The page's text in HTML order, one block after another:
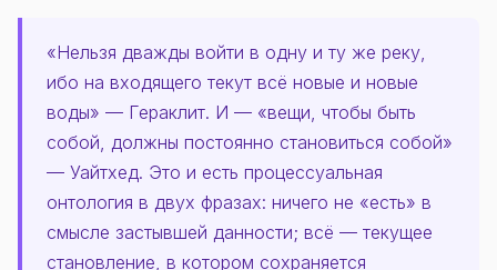
«Нельзя дважды войти в одну и ту же реку,
ибо на входящего текут всё новые и новые
воды» — Гераклит. И — «вещи, чтобы быть
собой, должны постоянно становиться собой»
— Уайтхед. Это и есть процессуальная
онтология в двух фразах: ничего не «есть» в
смысле застывшей данности; всё — текущее
становление, в котором сохраняется